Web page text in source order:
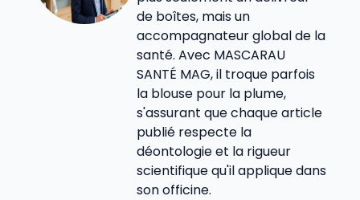
de boîtes, mais un
accompagnateur global de la
santé. Avec MASCARAU
SANTÉ MAG, il troque parfois
la blouse pour la plume,
s'assurant que chaque article
publié respecte la
déontologie et la rigueur
scientifique qu'il applique dans
son officine.